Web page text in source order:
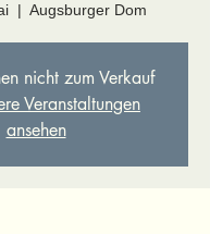
  |
Augsburger Dom
nicht zum Verkauf
Veranstaltungen
ansehen